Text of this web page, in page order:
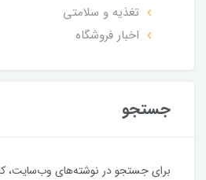
تغذیه و سلامتی
اخبار فروشگاه
جستجو
برای جستجو در نوشته‌های وب‌سایت،